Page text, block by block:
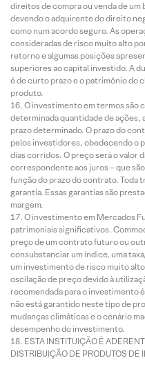
direitos de compra ou venda de
devendo o adquirente do direito
como num acordo seguro. As
consideradas de risco muito alto
retorno e algumas posições
superiores ao capital investido. A
é de curto prazo e o patrimônio do
produto.
O investimento em termos são
determinada quantidade de ações,
prazo determinado. O prazo do
pelos investidores, obedecendo o
dias corridos. O preço será o valor
correspondente aos juros – que
função do prazo do contrato. Toda
garantia. Essas garantias são
margem.
O investimento em Mercados
patrimoniais significativos.
preço de um contrato futuro ou
consubstanciar um índice, uma
um investimento de risco muito
oscilação de preço devido à
recomendada para o investimento
não está garantido neste tipo de
mudanças climáticas e o cenário
desempenho do investimento.
ESTA INSTITUIÇÃO É
DISTRIBUIÇÃO DE PRODUTOS DE